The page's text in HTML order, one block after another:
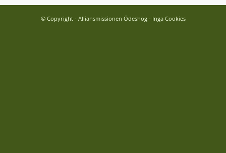
© Copyright - Alliansmissionen Ödeshög - Inga Cookies